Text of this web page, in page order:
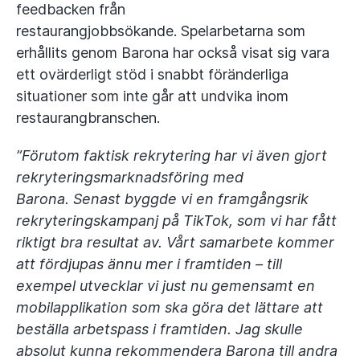
feedbacken från
restaurangjobbsökande. Spelarbetarna som
erhållits genom Barona har också visat sig vara
ett ovärderligt stöd i snabbt föränderliga
situationer som inte går att undvika inom
restaurangbranschen.
”Förutom faktisk rekrytering har vi även gjort
rekryteringsmarknadsföring med
Barona. Senast byggde vi en framgångsrik
rekryteringskampanj på TikTok, som vi har fått
riktigt bra resultat av. Vårt samarbete kommer
att fördjupas ännu mer i framtiden – till
exempel utvecklar vi just nu gemensamt en
mobilapplikation som ska göra det lättare att
beställa arbetspass i framtiden. Jag skulle
absolut kunna rekommendera Barona till andra